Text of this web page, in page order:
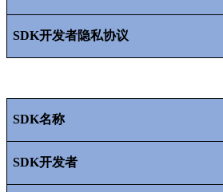
SDK开发者隐私协议
SDK名称
SDK开发者